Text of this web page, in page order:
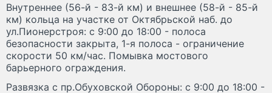
Внутреннее (56-й - 83-й км) и внешнее (58-й - 85-й
км) кольца на участке от Октябрьской наб. до
ул.Пионерстроя: с 9:00 до 18:00 - полоса
безопасности закрыта, 1-я полоса - ограничение
скорости 50 км/час. Помывка мостового
барьерного ограждения.
Развязка с пр.Обуховской Обороны: с 9:00 до 18:00 -